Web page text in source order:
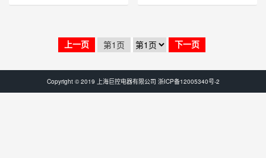
上一页 第1页 下一页
Copyright © 2019 上海巨控电器有限公司 浙ICP备12005340号-2